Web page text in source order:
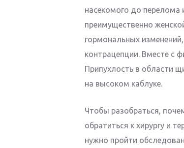
насекомого до перелома
преимущественно
гормональных
контрацепции. Вместе с
Припухлость в области
на высоком каблуке.
Чтобы разобраться,
обратиться к хирургу и
нужно пройти